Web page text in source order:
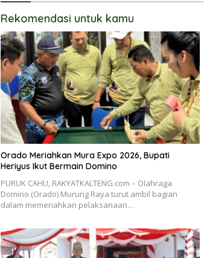
Rekomendasi untuk kamu
Orado Meriahkan Mura Expo 2026, Bupati
Heriyus Ikut Bermain Domino
PURUK CAHU, RAKYATKALTENG.com – Olahraga
Domino (Orado) Murung Raya turut ambil bagian
dalam memeriahkan pelaksanaan…